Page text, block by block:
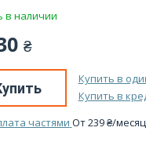
в наличии
₴
Купить в
Купить в
частями От239₴/месяц